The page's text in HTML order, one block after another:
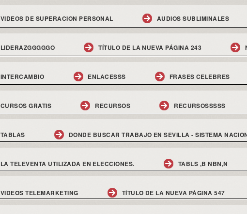
VIDEOS DE SUPERACION PERSONAL AUDIOS SUBLIMINALES
LIDERAZGGGGGO TÍTULO DE LA NUEVA PÁGINA 243
INTERCAMBIO ENLACESSS FRASES CELEBRES
CURSOS GRATIS RECURSOS RECURSOSSSSS
TABLAS DONDE BUSCAR TRABAJO EN SEVILLA - SISTEMA
LA TELEVENTA UTILIZADA EN ELECCIONES. TABLS ,B NBN,N
VIDEOS TELEMARKETING TÍTULO DE LA NUEVA PÁGINA 547